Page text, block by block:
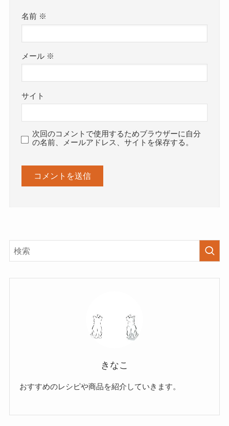
名前 ※
メール ※
サイト
次回のコメントで使用するためブラウザーに自分
の名前、メールアドレス、サイトを保存する。
きなこ
おすすめのレシピや商品を紹介していきます。